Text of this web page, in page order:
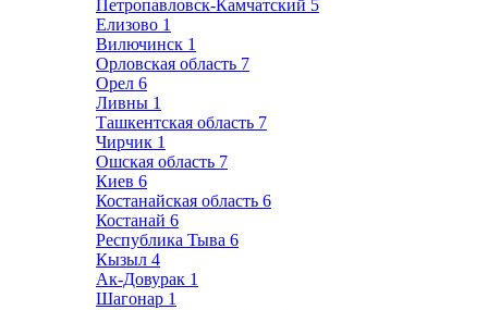
Петропавловск-Камчатский 5
Елизово 1
Вилючинск 1
Орловская область 7
Орел 6
Ливны 1
Ташкентская область 7
Чирчик 1
Ошская область 7
Киев 6
Костанайская область 6
Костанай 6
Республика Тыва 6
Кызыл 4
Ак-Довурак 1
Шагонар 1